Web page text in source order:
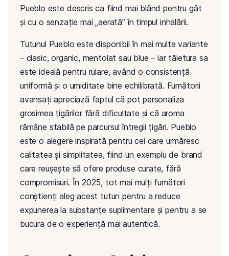
Pueblo este descris ca fiind mai blând pentru gât
și cu o senzație mai „aerată” în timpul inhalării.
Tutunul Pueblo este disponibil în mai multe variante
– clasic, organic, mentolat sau blue – iar tăietura sa
este ideală pentru rulare, având o consistență
uniformă și o umiditate bine echilibrată. Fumătorii
avansați apreciază faptul că pot personaliza
grosimea țigărilor fără dificultate și că aroma
rămâne stabilă pe parcursul întregii țigări. Pueblo
este o alegere inspirată pentru cei care urmăresc
calitatea și simplitatea, fiind un exemplu de brand
care reușește să ofere produse curate, fără
compromisuri. În 2025, tot mai mulți fumători
conștienți aleg acest tutun pentru a reduce
expunerea la substanțe suplimentare și pentru a se
bucura de o experiență mai autentică.